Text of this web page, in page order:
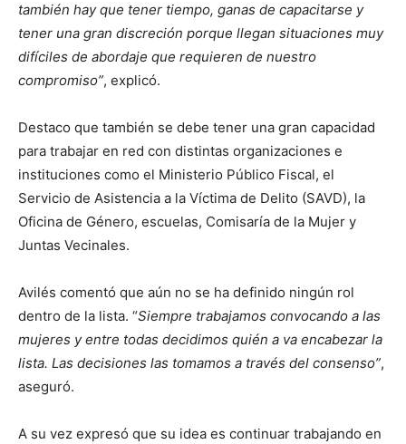
también hay que tener tiempo, ganas de capacitarse y
tener una gran discreción porque llegan situaciones muy
difíciles de abordaje que requieren de nuestro
compromiso”, explicó.
Destaco que también se debe tener una gran capacidad
para trabajar en red con distintas organizaciones e
instituciones como el Ministerio Público Fiscal, el
Servicio de Asistencia a la Víctima de Delito (SAVD), la
Oficina de Género, escuelas, Comisaría de la Mujer y
Juntas Vecinales.
Avilés comentó que aún no se ha definido ningún rol
dentro de la lista. “Siempre trabajamos convocando a las
mujeres y entre todas decidimos quién a va encabezar la
lista. Las decisiones las tomamos a través del consenso”,
aseguró.
A su vez expresó que su idea es continuar trabajando en